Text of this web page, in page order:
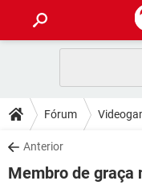
CELULAR
OUTLOOK
INSTAGRAM
DICAS
JOGOS
DOWNLOADS
JOGOS
Fórum
Anterior
Membro de graça